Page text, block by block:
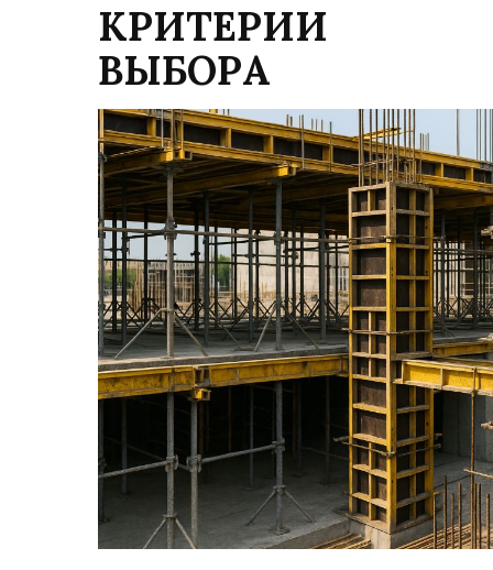
КРИТЕРИИ
ВЫБОРА